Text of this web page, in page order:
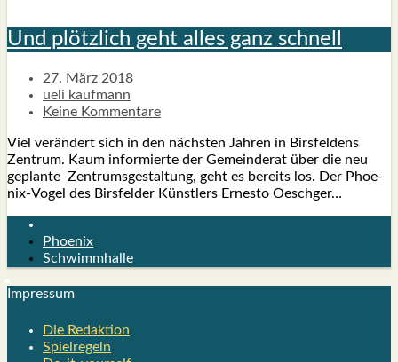
Und plötz­lich geht alles ganz schnell
27. März 2018
ueli kaufmann
Keine Kommentare
Viel ver­än­dert sich in den nächs­ten Jah­ren in Birs­fel­dens
Zen­trum. Kaum infor­mier­te der Gemein­de­rat über die neu
geplan­te Zen­trums­ge­stal­tung, geht es bereits los. Der Phoe­­
nix-Vogel des Birs­fel­der Künst­lers Ernes­to Oesch­ger…
Phoenix
Schwimmhalle
Impres­sum
Die Redak­ti­on
Spiel­re­geln